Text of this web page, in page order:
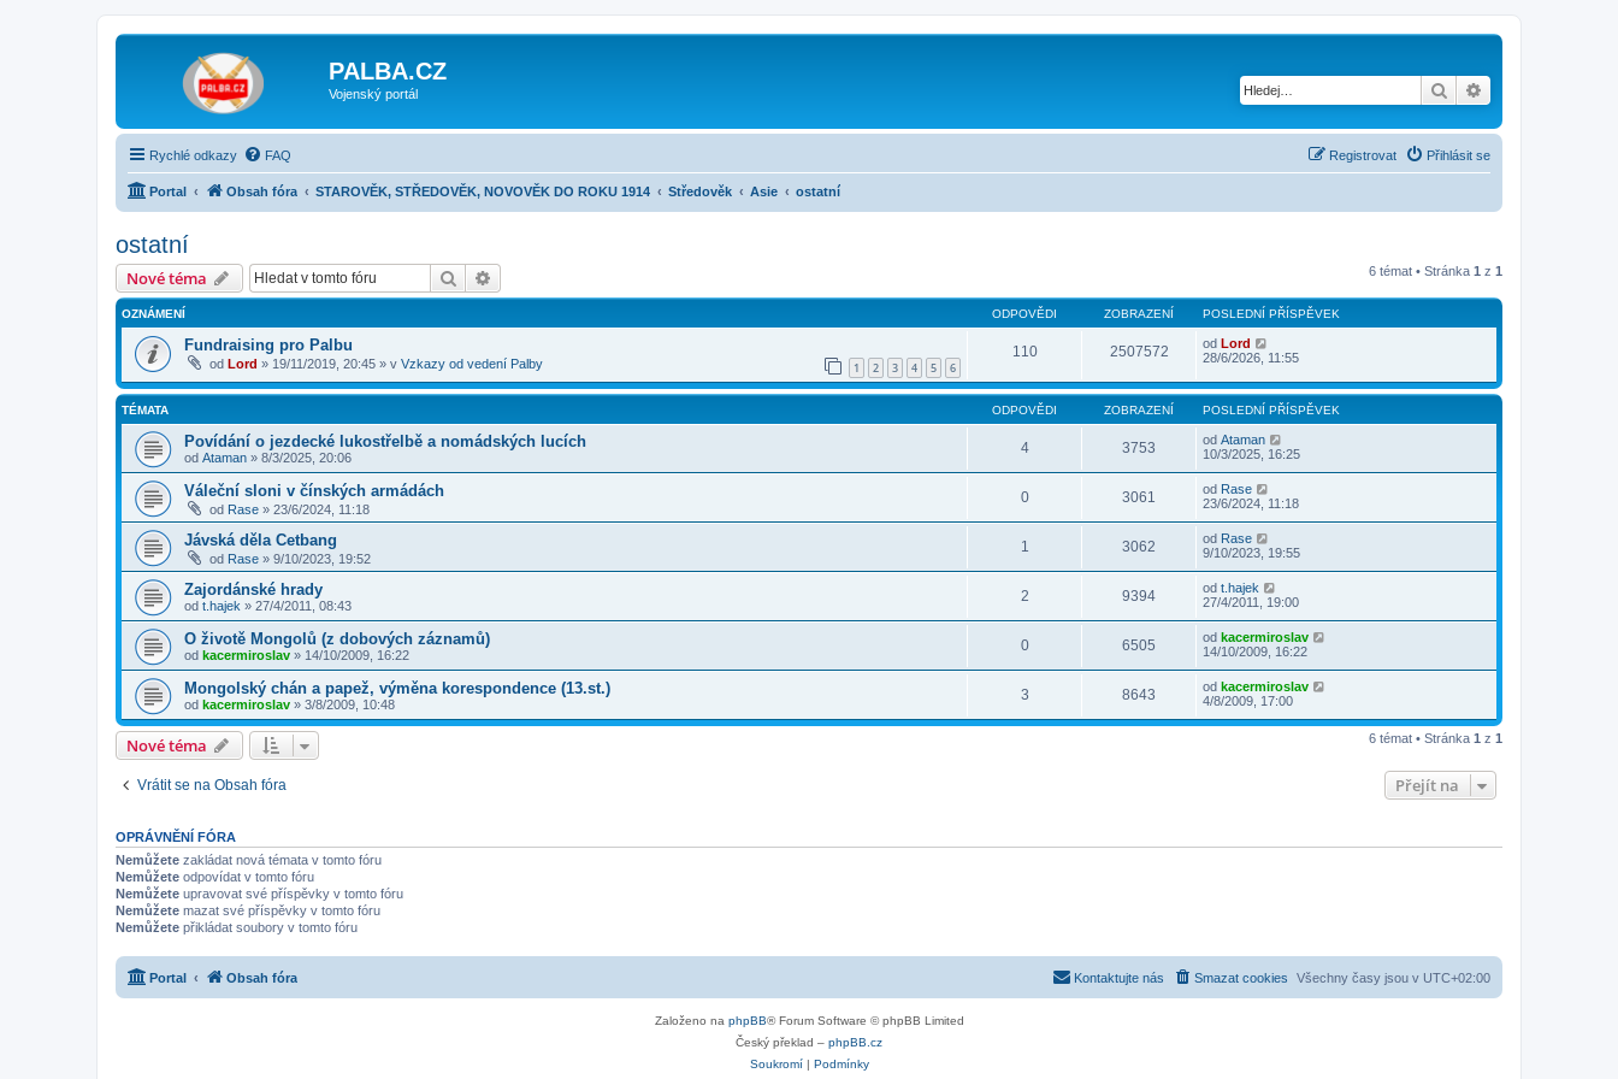
PALBA.CZ
Vojenský portál Hledat
Rychlé odkazy FAQ Přihlásit se
Registrovat
Portal Obsah fóra STAROVĚK, STŘEDOVĚK, NOVOVĚK DO ROKU 1914 Středověk Asie ostatní
ostatní
Nové téma Hledat 6 témat • Stránka 1 z 1
OZNÁMENÍ ODPOVĚDI ZOBRAZENÍ POSLEDNÍ PŘÍSPĚVEK
Fundraising pro Palbu
od Lord » 19/11/2019, 20:45 » v Vzkazy od vedení Palby 1 2 3 4 5 6
110 2507572 od Lord
28/6/2026, 11:55
TÉMATA ODPOVĚDI ZOBRAZENÍ POSLEDNÍ PŘÍSPĚVEK
Povídání o jezdecké lukostřelbě a nomádských lucích
od Ataman » 8/3/2025, 20:06
4 3753 od Ataman
10/3/2025, 16:25
Váleční sloni v čínských armádách
od Rase » 23/6/2024, 11:18
0 3061 od Rase
23/6/2024, 11:18
Jávská děla Cetbang
od Rase » 9/10/2023, 19:52
1 3062 od Rase
9/10/2023, 19:55
Zajordánské hrady
od t.hajek » 27/4/2011, 08:43
2 9394 od t.hajek
27/4/2011, 19:00
O životě Mongolů (z dobových záznamů)
od kacermiroslav » 14/10/2009, 16:22
0 6505 od kacermiroslav
14/10/2009, 16:22
Mongolský chán a papež, výměna korespondence (13.st.)
od kacermiroslav » 3/8/2009, 10:48
3 8643 od kacermiroslav
4/8/2009, 17:00
Nové téma 6 témat • Stránka 1 z 1
Vrátit se na Obsah fóra Přejít na
OPRÁVNĚNÍ FÓRA
Nemůžete zakládat nová témata v tomto fóru
Nemůžete odpovídat v tomto fóru
Nemůžete upravovat své příspěvky v tomto fóru
Nemůžete mazat své příspěvky v tomto fóru
Nemůžete přikládat soubory v tomto fóru
Portal Obsah fóra Všechny časy jsou v UTC+02:00
Smazat cookies
Kontaktujte nás
Založeno na phpBB® Forum Software © phpBB Limited
Český překlad – phpBB.cz
Soukromí| Podmínky